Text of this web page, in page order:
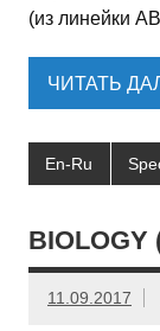
(из линейки
ЧИТАТЬ
En-Ru
BIOLOGY
11.09.2017